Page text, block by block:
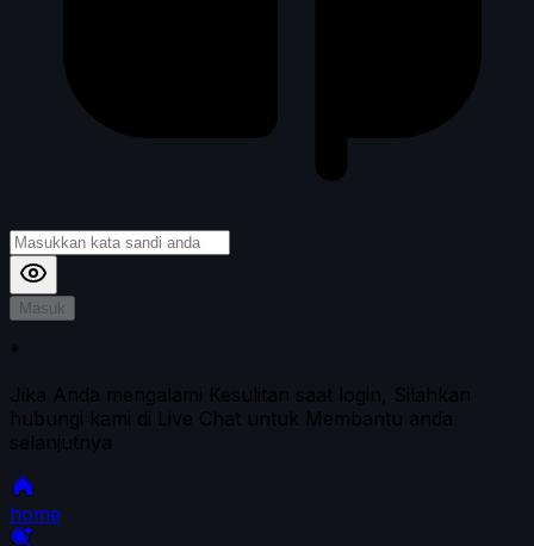
Masuk
*
Jika Anda mengalami Kesulitan saat login, Silahkan
hubungi kami di Live Chat untuk Membantu anda
selanjutnya
home